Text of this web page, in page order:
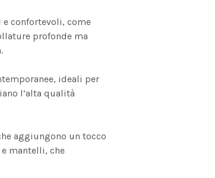
confortevoli, come
profonde ma
ideali per
l’alta qualità
aggiungono un tocco
mantelli, che